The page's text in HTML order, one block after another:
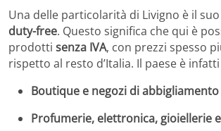
Una delle particolarità di Livigno è il
duty-free. Questo significa che qui è
prodotti senza IVA, con prezzi spesso
rispetto al resto d’Italia. Il paese è
Boutique e negozi di
Profumerie, elettronica, gioiellerie